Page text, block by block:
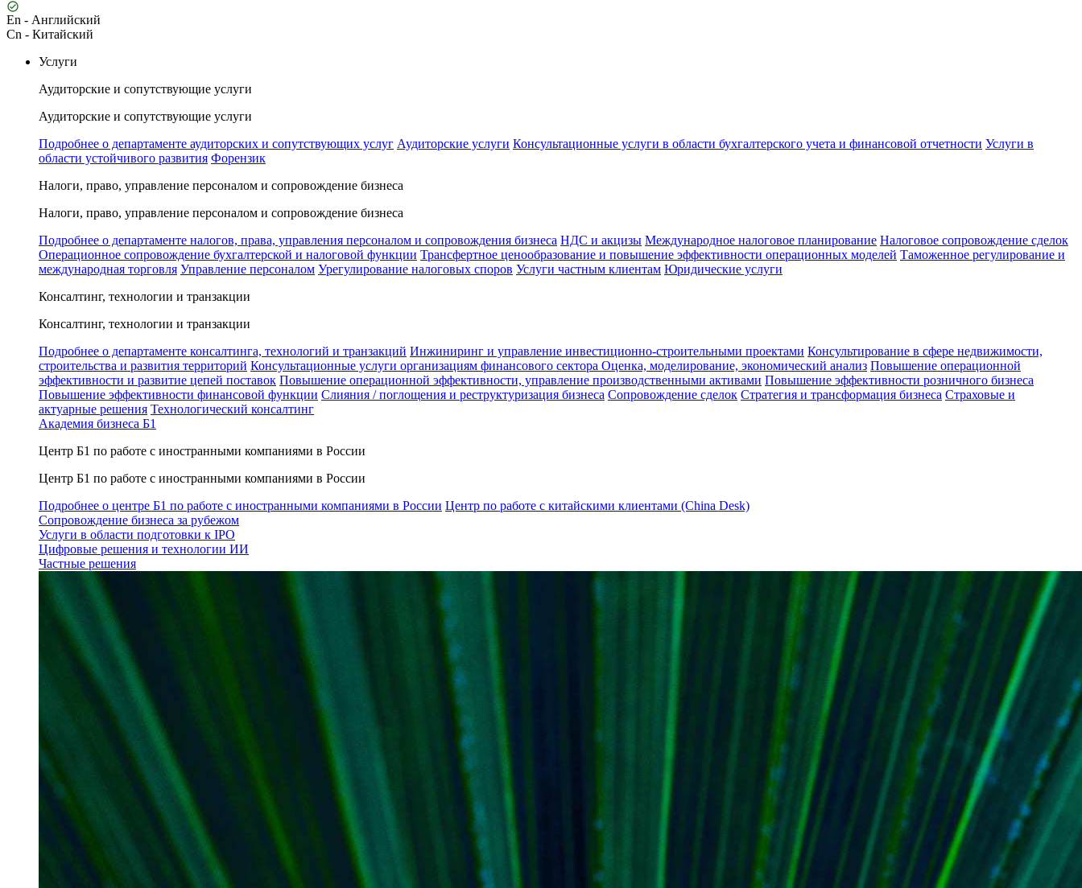
En - Английский
Cn - Китайский
Услуги
Аудиторские и сопутствующие услуги
Аудиторские и сопутствующие услуги
Подробнее о департаменте аудиторских и сопутствующих услуг Аудиторские услуги Консультационные услуги в области бухгалтерского учета и финансовой отчетности Услуги в
области устойчивого развития Форензик
Налоги, право, управление персоналом и сопровождение бизнеса
Налоги, право, управление персоналом и сопровождение бизнеса
Подробнее о департаменте налогов, права, управления персоналом и сопровождения бизнеса НДС и акцизы Международное налоговое планирование Налоговое сопровождение сделок
Операционное сопровождение бухгалтерской и налоговой функции Трансфертное ценообразование и повышение эффективности операционных моделей Таможенное регулирование и
международная торговля Управление персоналом Урегулирование налоговых споров Услуги частным клиентам Юридические услуги
Консалтинг, технологии и транзакции
Консалтинг, технологии и транзакции
Подробнее о департаменте консалтинга, технологий и транзакций Инжиниринг и управление инвестиционно-строительными проектами Консультирование в сфере недвижимости,
строительства и развития территорий Консультационные услуги организациям финансового сектора Оценка, моделирование, экономический анализ Повышение операционной
эффективности и развитие цепей поставок Повышение операционной эффективности, управление производственными активами Повышение эффективности розничного бизнеса
Повышение эффективности финансовой функции Слияния / поглощения и реструктуризация бизнеса Сопровождение сделок Стратегия и трансформация бизнеса Страховые и
актуарные решения Технологический консалтинг
Академия бизнеса Б1
Центр Б1 по работе с иностранными компаниями в России
Центр Б1 по работе с иностранными компаниями в России
Подробнее о центре Б1 по работе с иностранными компаниями в России Центр по работе с китайскими клиентами (China Desk)
Сопровождение бизнеса за рубежом
Услуги в области подготовки к IPO
Цифровые решения и технологии ИИ
Частные решения